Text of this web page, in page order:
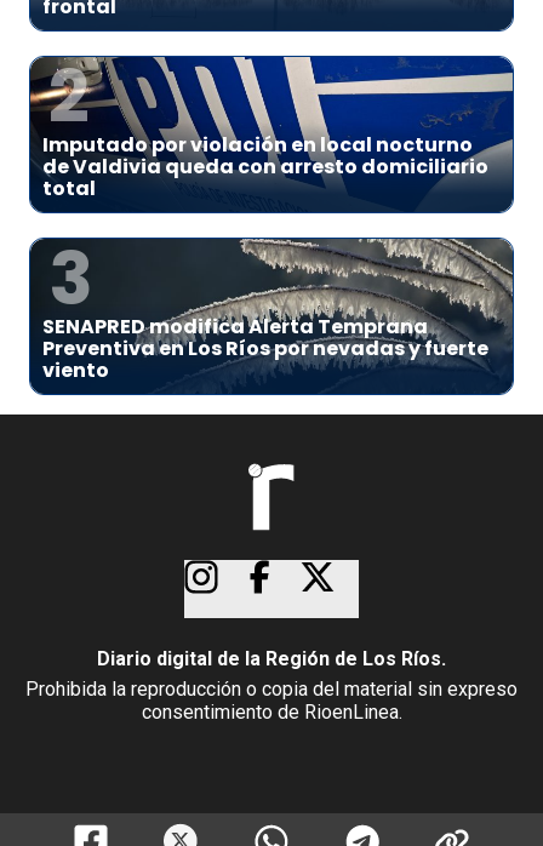
frontal
2
Imputado por violación en local nocturno
de Valdivia queda con arresto domiciliario
total
3
SENAPRED modifica Alerta Temprana
Preventiva en Los Ríos por nevadas y fuerte
viento
Diario digital de la Región de Los Ríos.
Prohibida la reproducción o copia del material sin expreso
consentimiento de RioenLinea.